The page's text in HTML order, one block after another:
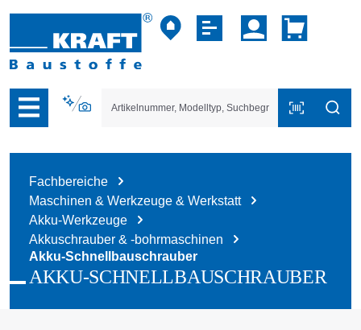
der B2B-Plattform springen
Fachbereiche
Maschinen & Werkzeuge & Werkstatt
Akku-Werkzeuge
Akkuschrauber & -bohrmaschinen
Akku-Schnellbauschrauber
AKKU-SCHNELLBAUSCHRAUBER